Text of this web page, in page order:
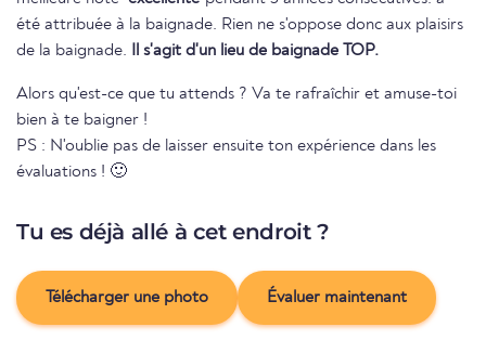
été attribuée à la baignade. Rien ne s'oppose donc aux plaisirs
de la baignade. Il s'agit d'un lieu de baignade TOP.
Alors qu'est-ce que tu attends ? Va te rafraîchir et amuse-toi
bien à te baigner !
PS : N'oublie pas de laisser ensuite ton expérience dans les
évaluations ! 🙂
Tu es déjà allé à cet endroit ?
Télécharger une photo Évaluer maintenant